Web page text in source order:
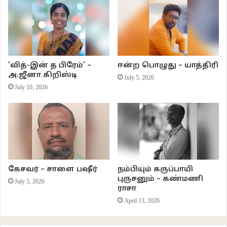
அதனைப் பறிக்காமல் கடந்து போவதால். அவளுக்கும் பறிக்க மனம் வரவில்லை.
இப்படித்தான் ப்ளூ பெர்ரி பழங்கள் உதிர்ந்து கிடக்கும் ஒரு வீடு ‘டெல் மான்டே’
தெருவில் இருக்கிறது. மற்ற வீடுகள் போலின்றி, போதிய பராமரிப்பு இல்லாத வீடு.
வீட்டின் முன்பகுதியில் சீரற்ற புல்வெளியும் புதர்களும் மண்டிகிடந்தன.
புதர்களுக்கு நடுவில் அலைபேசி நிலை நிறுத்தும் தாங்கியில் அலைபேசி ஒன்றை
மாட்டி வைத்திருக்கிறாகள். தினம் நடப்பவைகளை வீடியோ எடுக்கிறார்கள்
பெயர்ந்திருக்கிறது. சுவர், கதவு, சாளரங்கள் என எல்லாமே பழையதாகவும்
அழுக்காகவும் இருந்தன. எப்போதாவது மட்டும் அவர்கள் வீட்டுக் கதவு பாதி
திறந்திருக்கும். எவருமில்லையெனில் அந்த வீட்டை லேசாக கவனிப்பாள். வீட்டின்
நடைபாதையிலேயே நிறைய தட்டுமுட்டு சாமான்கள் கிடக்கும் . ஒரு இந்திய
வீட்டை நினைவுபடுத்தும் வீடு அது. முன் முற்றத்தில் ப்ளூ பெர்ரி செடிகளை
பராமரித்து வந்தார்கள் அந்த வீட்டில் வசிக்கும் இரு ஒல்லியான இளம் பெண்கள்.
அந்த வீட்டில் ஒரு மூதாட்டியும் இருக்கிறாள். உடல் முழுக்கப் போர்த்தியது போல்
‘வித்-இன் த பிரேம்’ –
அ.ஜீனா கிறிஸ்டி
July 10, 2026
ஈன்ற பொழுது – யாத்திரி
July 5, 2026
கேசவர் – சாளை பஷீர்
July 5, 2026
நம்பியும் கருப்பாயி
புருசனும் – கண்மணி
ராசா
April 13, 2026